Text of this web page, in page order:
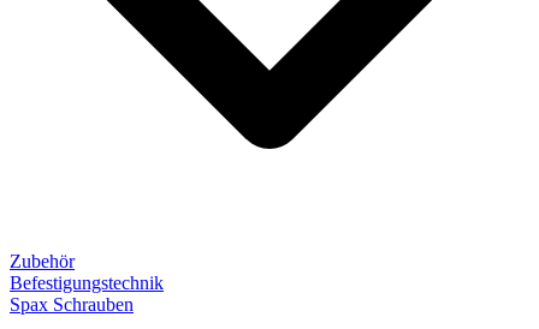
Zubehör
Befestigungstechnik
Spax Schrauben